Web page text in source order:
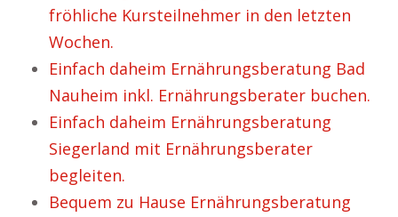
fröhliche Kursteilnehmer in den letzten
Wochen.
Einfach daheim Ernährungsberatung Bad
Nauheim inkl. Ernährungsberater buchen.
Einfach daheim Ernährungsberatung
Siegerland mit Ernährungsberater
begleiten.
Bequem zu Hause Ernährungsberatung